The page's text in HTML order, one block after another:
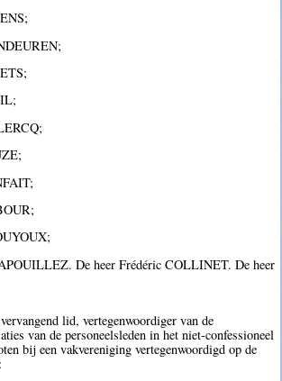
De heer Frédéric COLLINET. De heer
lid, vertegenwoordiger van de
van de personeelsleden in het niet-confessioneel
bij een vakvereniging vertegenwoordigd op de